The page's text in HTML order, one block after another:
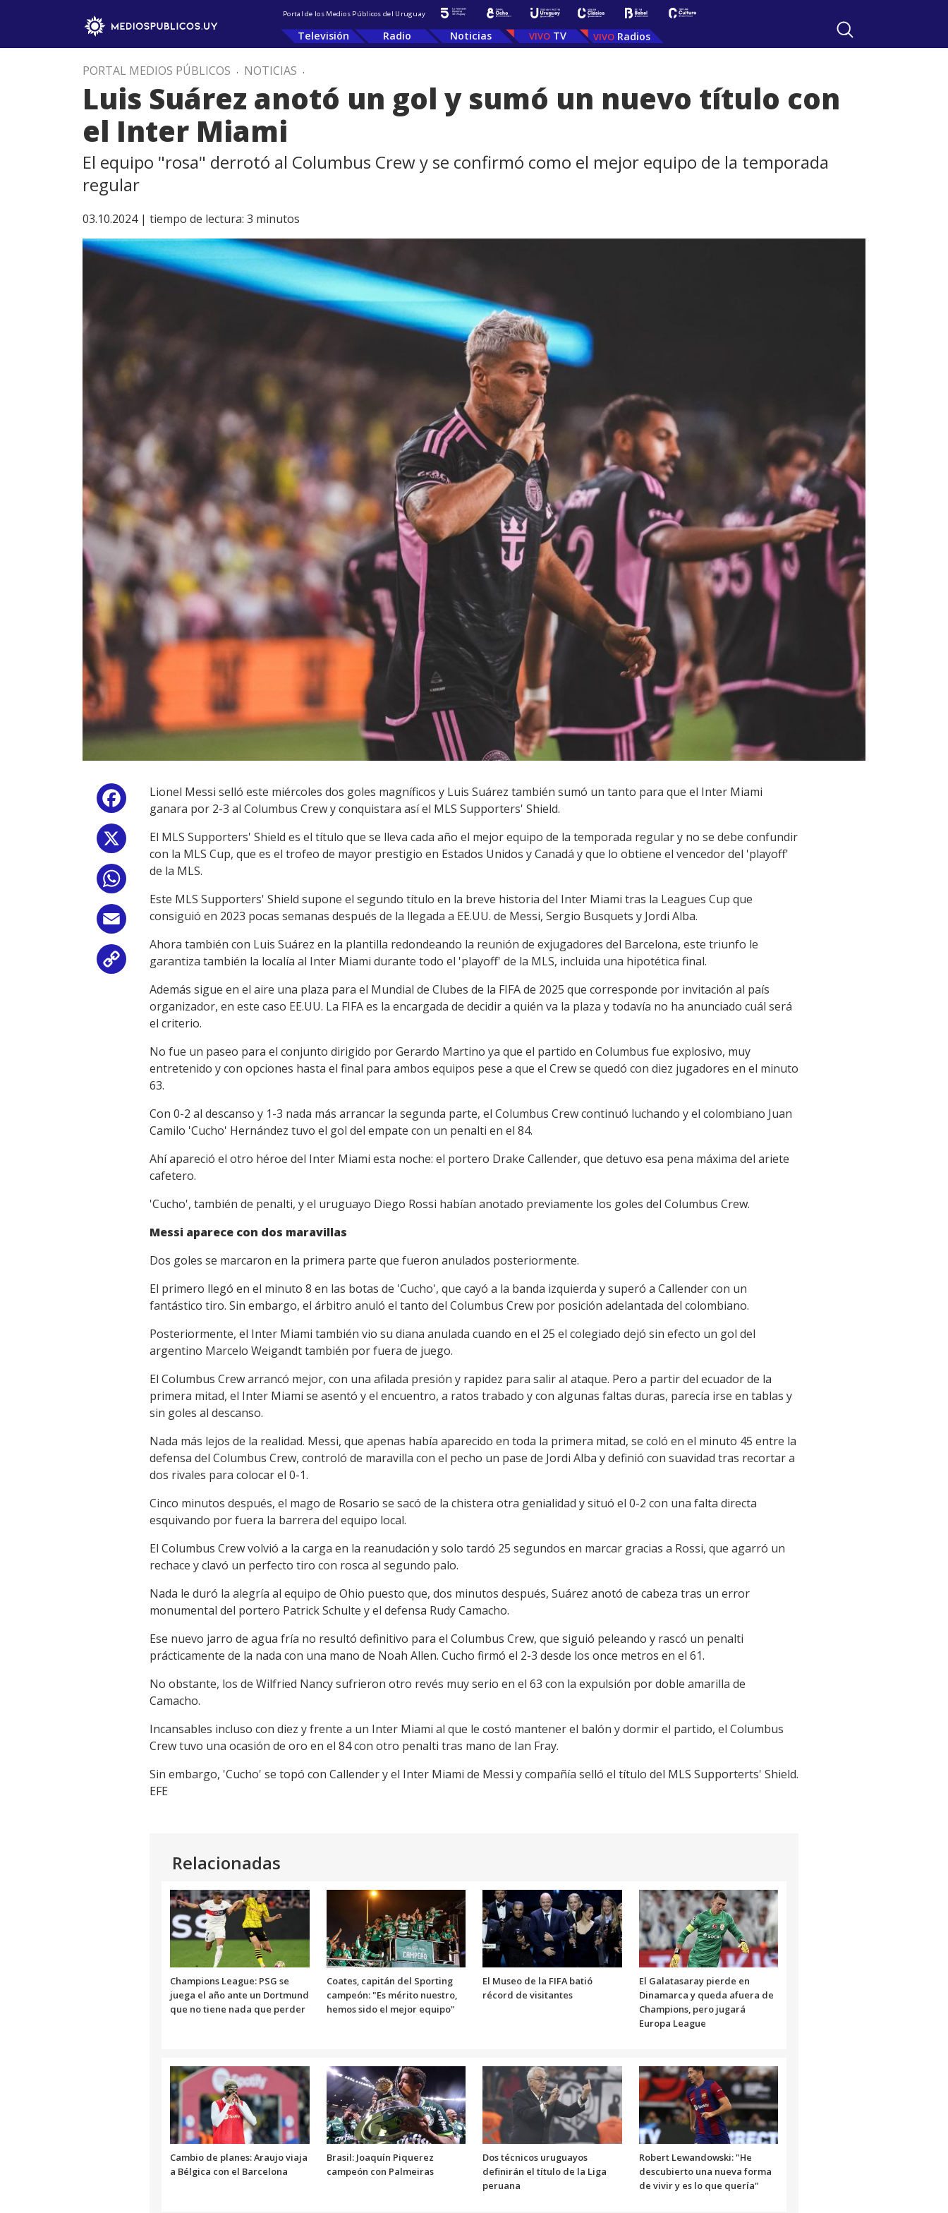
Portal de los Medios Públicos del Uruguay
Televisión Radio Noticias TV Radios
PORTAL MEDIOS PÚBLICOS . NOTICIAS .
Luis Suárez anotó un gol y sumó un nuevo título con
el Inter Miami
El equipo "rosa" derrotó al Columbus Crew y se confirmó como el mejor equipo de la temporada
regular
03.10.2024 | tiempo de lectura: 3 minutos
Facebook
Email
Copy
Link
Lionel Messi selló este miércoles dos goles magníficos y Luis Suárez también sumó un tanto para que el Inter Miami
ganara por 2-3 al Columbus Crew y conquistara así el MLS Supporters' Shield.
El MLS Supporters' Shield es el título que se lleva cada año el mejor equipo de la temporada regular y no se debe confundir
con la MLS Cup, que es el trofeo de mayor prestigio en Estados Unidos y Canadá y que lo obtiene el vencedor del 'playoff'
de la MLS.
Este MLS Supporters' Shield supone el segundo título en la breve historia del Inter Miami tras la Leagues Cup que
consiguió en 2023 pocas semanas después de la llegada a EE.UU. de Messi, Sergio Busquets y Jordi Alba.
Ahora también con Luis Suárez en la plantilla redondeando la reunión de exjugadores del Barcelona, este triunfo le
garantiza también la localía al Inter Miami durante todo el 'playoff' de la MLS, incluida una hipotética final.
Además sigue en el aire una plaza para el Mundial de Clubes de la FIFA de 2025 que corresponde por invitación al país
organizador, en este caso EE.UU. La FIFA es la encargada de decidir a quién va la plaza y todavía no ha anunciado cuál será
el criterio.
No fue un paseo para el conjunto dirigido por Gerardo Martino ya que el partido en Columbus fue explosivo, muy
entretenido y con opciones hasta el final para ambos equipos pese a que el Crew se quedó con diez jugadores en el minuto
63.
Con 0-2 al descanso y 1-3 nada más arrancar la segunda parte, el Columbus Crew continuó luchando y el colombiano Juan
Camilo 'Cucho' Hernández tuvo el gol del empate con un penalti en el 84.
Ahí apareció el otro héroe del Inter Miami esta noche: el portero Drake Callender, que detuvo esa pena máxima del ariete
cafetero.
'Cucho', también de penalti, y el uruguayo Diego Rossi habían anotado previamente los goles del Columbus Crew.
Messi aparece con dos maravillas
Dos goles se marcaron en la primera parte que fueron anulados posteriormente.
El primero llegó en el minuto 8 en las botas de 'Cucho', que cayó a la banda izquierda y superó a Callender con un
fantástico tiro. Sin embargo, el árbitro anuló el tanto del Columbus Crew por posición adelantada del colombiano.
Posteriormente, el Inter Miami también vio su diana anulada cuando en el 25 el colegiado dejó sin efecto un gol del
argentino Marcelo Weigandt también por fuera de juego.
El Columbus Crew arrancó mejor, con una afilada presión y rapidez para salir al ataque. Pero a partir del ecuador de la
primera mitad, el Inter Miami se asentó y el encuentro, a ratos trabado y con algunas faltas duras, parecía irse en tablas y
sin goles al descanso.
Nada más lejos de la realidad. Messi, que apenas había aparecido en toda la primera mitad, se coló en el minuto 45 entre la
defensa del Columbus Crew, controló de maravilla con el pecho un pase de Jordi Alba y definió con suavidad tras recortar a
dos rivales para colocar el 0-1.
Cinco minutos después, el mago de Rosario se sacó de la chistera otra genialidad y situó el 0-2 con una falta directa
esquivando por fuera la barrera del equipo local.
El Columbus Crew volvió a la carga en la reanudación y solo tardó 25 segundos en marcar gracias a Rossi, que agarró un
rechace y clavó un perfecto tiro con rosca al segundo palo.
Nada le duró la alegría al equipo de Ohio puesto que, dos minutos después, Suárez anotó de cabeza tras un error
monumental del portero Patrick Schulte y el defensa Rudy Camacho.
Ese nuevo jarro de agua fría no resultó definitivo para el Columbus Crew, que siguió peleando y rascó un penalti
prácticamente de la nada con una mano de Noah Allen. Cucho firmó el 2-3 desde los once metros en el 61.
No obstante, los de Wilfried Nancy sufrieron otro revés muy serio en el 63 con la expulsión por doble amarilla de
Camacho.
Incansables incluso con diez y frente a un Inter Miami al que le costó mantener el balón y dormir el partido, el Columbus
Crew tuvo una ocasión de oro en el 84 con otro penalti tras mano de Ian Fray.
Sin embargo, 'Cucho' se topó con Callender y el Inter Miami de Messi y compañía selló el título del MLS Supporterts' Shield.
EFE
Relacionadas
Champions League: PSG se
juega el año ante un Dortmund
que no tiene nada que perder
Coates, capitán del Sporting
campeón: "Es mérito nuestro,
hemos sido el mejor equipo"
El Museo de la FIFA batió
récord de visitantes
El Galatasaray pierde en
Dinamarca y queda afuera de
Champions, pero jugará
Europa League
Cambio de planes: Araujo viaja
a Bélgica con el Barcelona
Brasil: Joaquín Piquerez
campeón con Palmeiras
Dos técnicos uruguayos
definirán el título de la Liga
peruana
Robert Lewandowski: "He
descubierto una nueva forma
de vivir y es lo que quería"